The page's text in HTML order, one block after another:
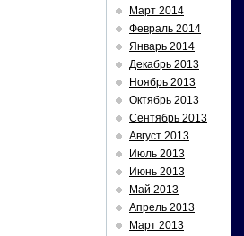
Март 2014
Февраль 2014
Январь 2014
Декабрь 2013
Ноябрь 2013
Октябрь 2013
Сентябрь 2013
Август 2013
Июль 2013
Июнь 2013
Май 2013
Апрель 2013
Март 2013